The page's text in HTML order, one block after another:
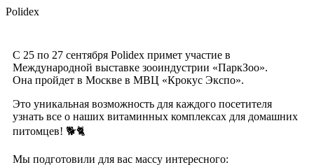
Polidex
С 25 по 27 сентября Polidex примет участие в
Международной выставке зооиндустрии «ПаркЗоо».
Она пройдет в Москве в МВЦ «Крокус Экспо».
Это уникальная возможность для каждого посетителя
узнать все о наших витаминных комплексах для домашних
питомцев! 🐕🐈
Мы подготовили для вас массу интересного: